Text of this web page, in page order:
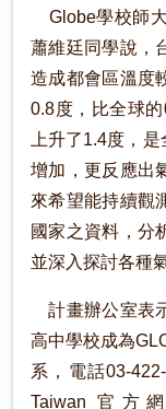
Globe學校師
蕭維廷同學說，
造成都會區溫度
0.8度，比全球
上升了1.4度，
增加，更反應出
來希望能持續觀
國家之資料，分
並深入探討各種
計畫辦公室表
高中學校成為
系，電話03-
Taiwan 官方